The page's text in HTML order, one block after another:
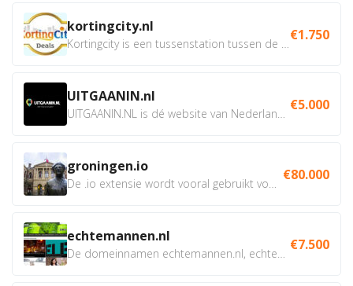
kortingcity.nl €1.750
UITGAANIN.nl €5.000
groningen.io €80.000
echtemannen.nl €7.500